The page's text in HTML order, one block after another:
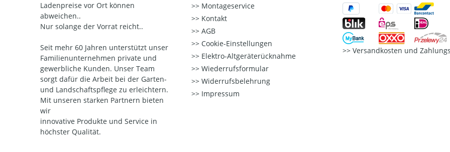
Ladenpreise vor Ort können
abweichen..
Nur solange der Vorrat reicht..
Seit mehr 60 Jahren unterstützt unser
Familienunternehmen private und
gewerbliche Kunden. Unser Team
sorgt dafür die Arbeit bei der Garten-
und Landschaftspflege zu erleichtern.
Mit unseren starken Partnern bieten
wir
innovative Produkte und Service in
höchster Qualität.
Montageservice
Kontakt
AGB
Cookie-Einstellungen
Elektro-Altgeräterücknahme
Wiederrufsformular
Widerrufsbelehrung
Impressum
Versandkosten und